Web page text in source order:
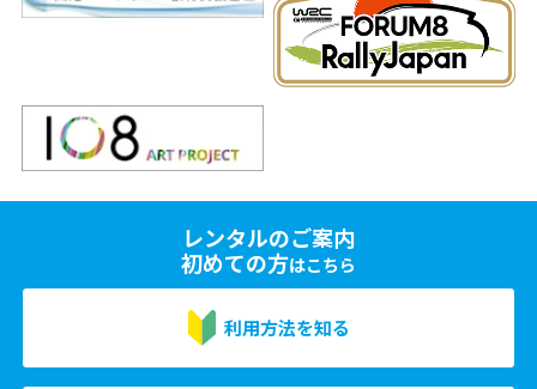
レンタルのご案内
初めての方はこちら
利用方法を知る